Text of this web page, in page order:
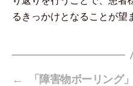
るきっかけとなることが望
←
「障害物ボーリング